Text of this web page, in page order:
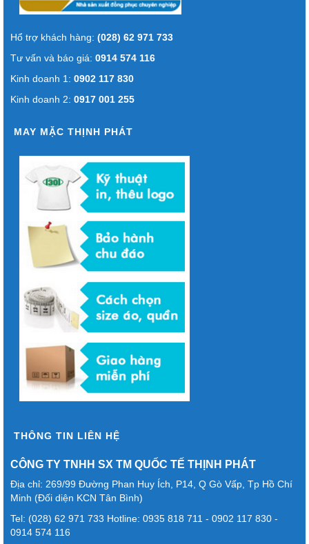
Hổ trợ khách hàng: (028) 62 971 733
Tư vấn và báo giá: 0914 574 116
Kinh doanh 1: 0902 117 830
Kinh doanh 2: 0917 001 255
MAY MẶC THỊNH PHÁT
THÔNG TIN LIÊN HỆ
CÔNG TY TNHH SX TM QUỐC TẾ THỊNH PHÁT
Địa chỉ: 269/99 Đường Phan Huy Ích, P14, Q Gò Vấp, Tp Hồ Chí
Minh (Đối diện KCN Tân Bình)
Tel: (028) 62 971 733 Hotline: 0935 818 711 - 0902 117 830 -
0914 574 116